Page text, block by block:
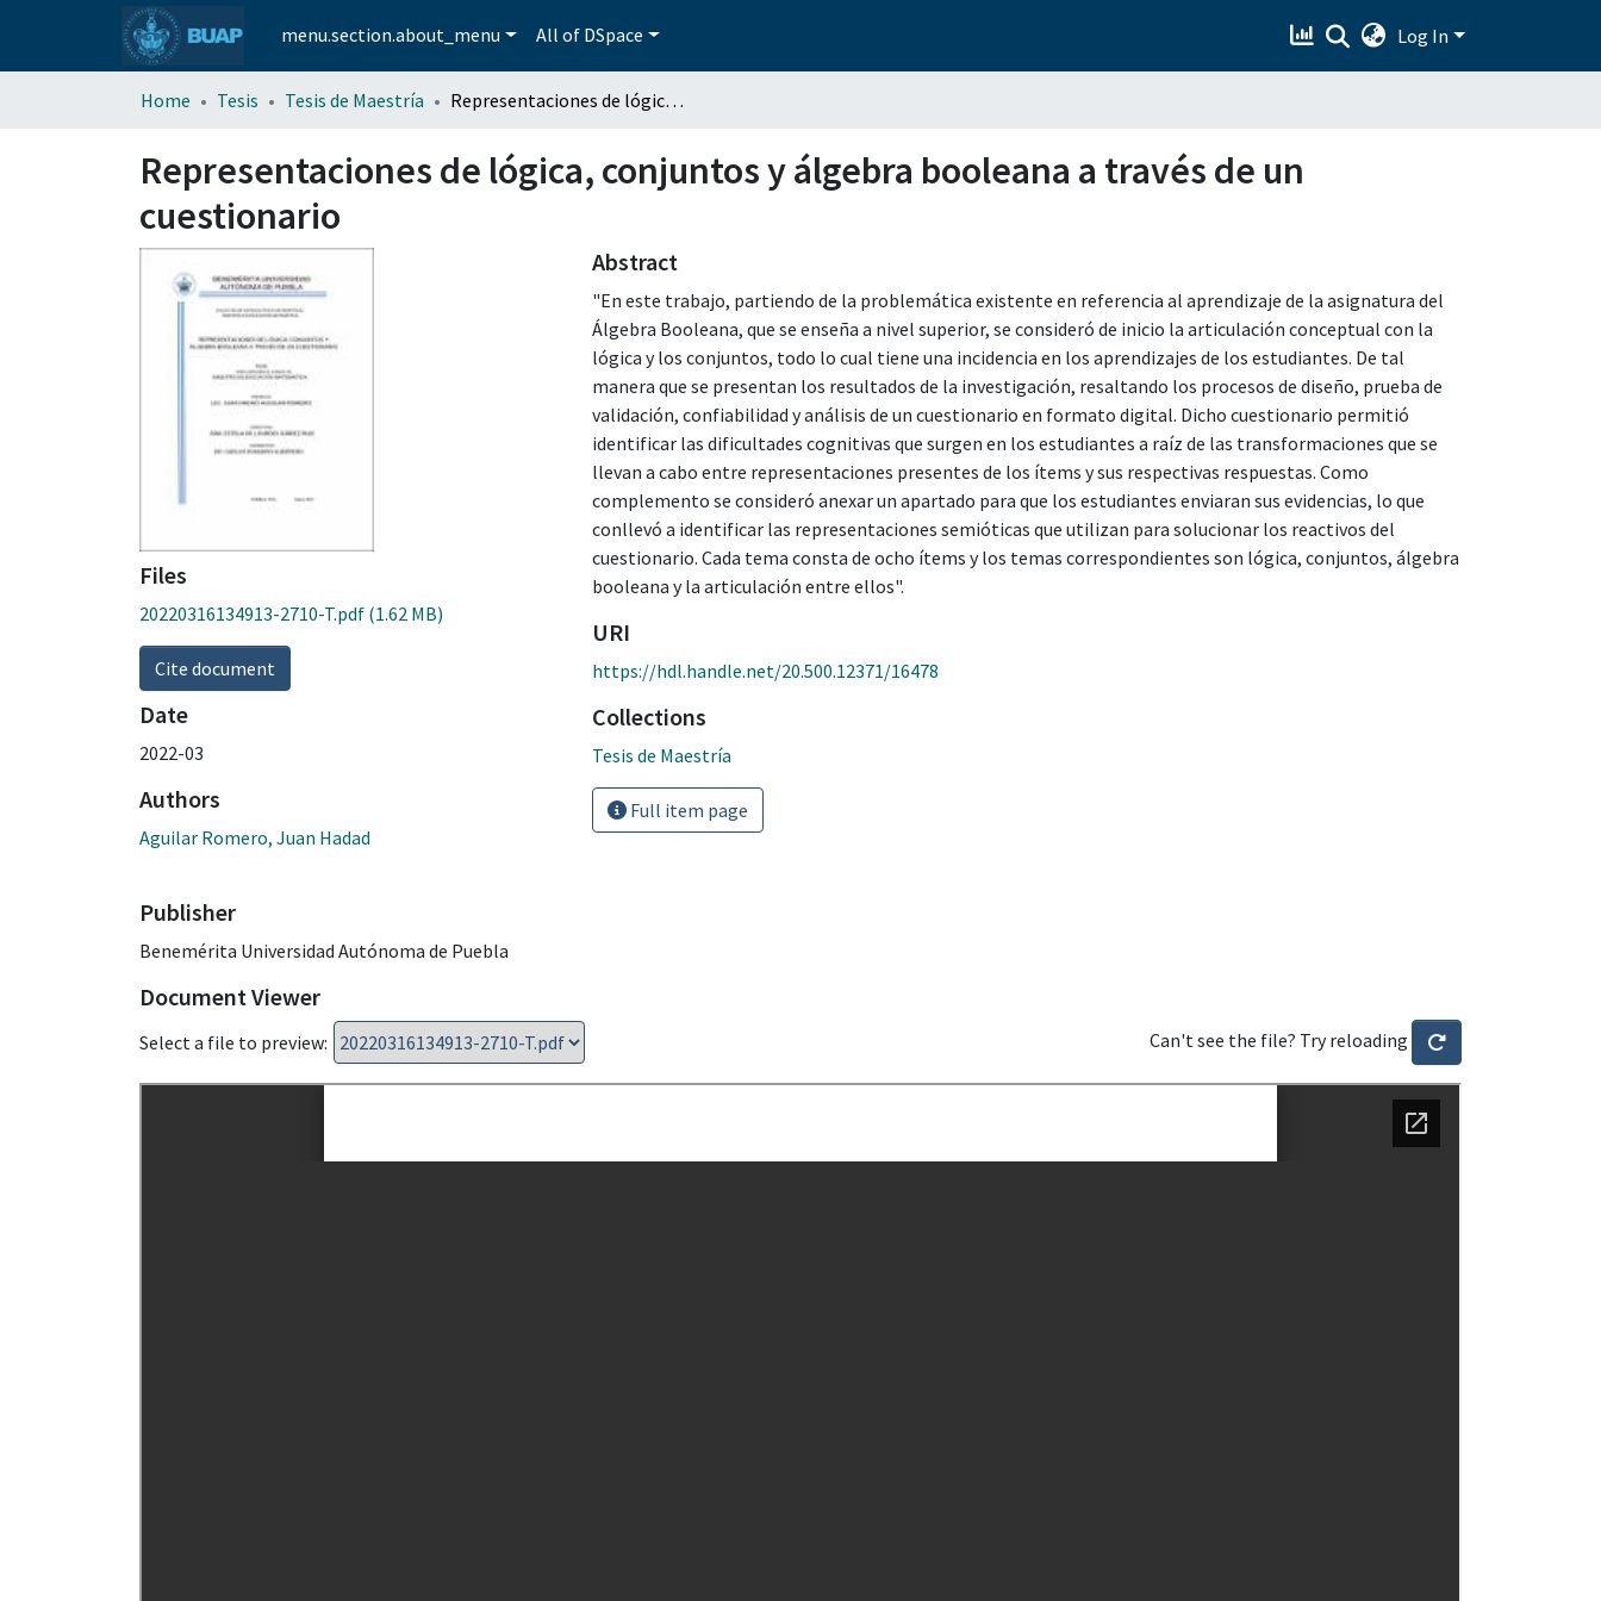
menu.section.about_menu All of DSpace Log In
Home Tesis Tesis de Maestría Representaciones de lógica, conjuntos y álgebra booleana a través de un cuestionario
Representaciones de lógica, conjuntos y álgebra booleana a través de un
cuestionario
Files
20220316134913-2710-T.pdf (1.62 MB)
Cite document
Date
2022-03
Authors
Aguilar Romero, Juan Hadad
Publisher
Benemérita Universidad Autónoma de Puebla
Abstract
"En este trabajo, partiendo de la problemática existente en referencia al aprendizaje de la asignatura del
Álgebra Booleana, que se enseña a nivel superior, se consideró de inicio la articulación conceptual con la
lógica y los conjuntos, todo lo cual tiene una incidencia en los aprendizajes de los estudiantes. De tal
manera que se presentan los resultados de la investigación, resaltando los procesos de diseño, prueba de
validación, confiabilidad y análisis de un cuestionario en formato digital. Dicho cuestionario permitió
identificar las dificultades cognitivas que surgen en los estudiantes a raíz de las transformaciones que se
llevan a cabo entre representaciones presentes de los ítems y sus respectivas respuestas. Como
complemento se consideró anexar un apartado para que los estudiantes enviaran sus evidencias, lo que
conllevó a identificar las representaciones semióticas que utilizan para solucionar los reactivos del
cuestionario. Cada tema consta de ocho ítems y los temas correspondientes son lógica, conjuntos, álgebra
booleana y la articulación entre ellos".
URI
https://hdl.handle.net/20.500.12371/16478
Collections
Tesis de Maestría
Full item page
Document Viewer
Select a file to preview: Can't see the file? Try reloading